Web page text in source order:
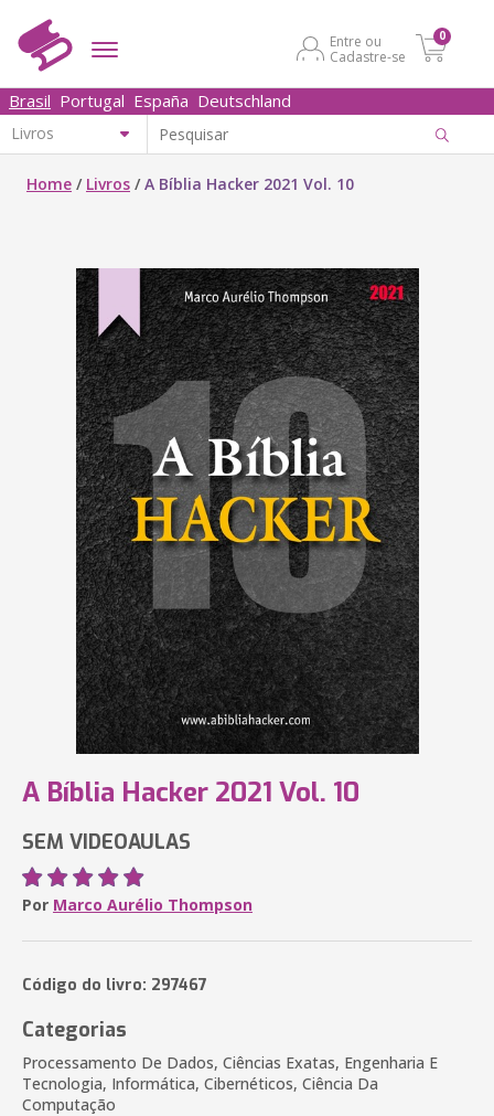
Entre ou
Cadastre-se
0
Brasil Portugal España Deutschland
Home / Livros /A Bíblia Hacker 2021 Vol. 10
A Bíblia Hacker 2021 Vol. 10
SEM VIDEOAULAS
Por Marco Aurélio Thompson
Código do livro: 297467
Categorias
Processamento De Dados, Ciências Exatas, Engenharia E
Tecnologia, Informática, Cibernéticos, Ciência Da
Computação